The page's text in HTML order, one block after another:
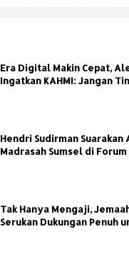
Era Digital Makin Cepat,
Ingatkan KAHMI: Jangan
Hendri Sudirman Suarakan
Madrasah Sumsel di Forum
Tak Hanya Mengaji,
Serukan Dukungan Penuh